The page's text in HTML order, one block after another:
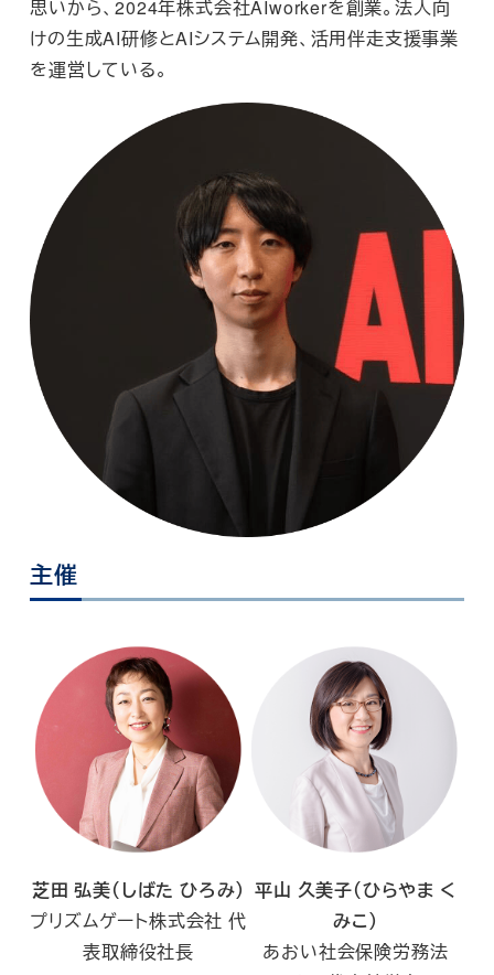
思いから、2024年株式会社AIworkerを創業。法人向
けの生成AI研修とAIシステム開発、活用伴走支援事業
を運営している。
主催
芝田 弘美（しばた ひろみ）
プリズムゲート株式会社 代
表取締役社長
平山 久美子（ひらやま く
みこ）
あおい社会保険労務法